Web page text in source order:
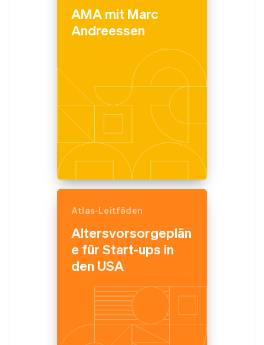
AMA mit Marc
Andreessen
Atlas-Leitfäden
Altersvorsorgeplän
e für Start-ups in
den USA